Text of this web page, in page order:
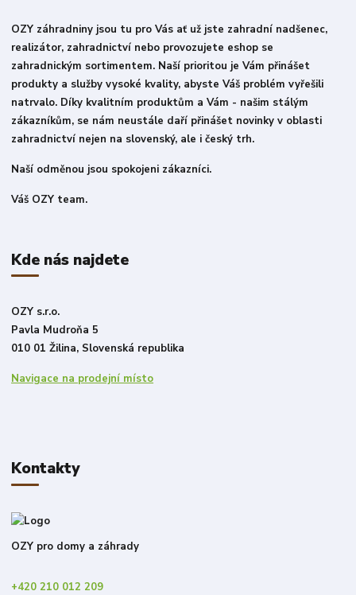
OZY záhradniny jsou tu pro Vás ať už jste zahradní nadšenec,
realizátor, zahradnictví nebo provozujete eshop se
zahradnickým sortimentem. Naší prioritou je Vám přinášet
produkty a služby vysoké kvality, abyste Váš problém vyřešili
natrvalo. Díky kvalitním produktům a Vám - našim stálým
zákazníkům, se nám neustále daří přinášet novinky v oblasti
zahradnictví nejen na slovenský, ale i český trh.
Naší odměnou jsou spokojeni zákazníci.
Váš OZY team.
Kde nás najdete
OZY s.r.o.
Pavla Mudroňa 5
010 01 Žilina, Slovenská republika
Navigace na prodejní místo
Kontakty
OZY pro domy a záhrady
+420 210 012 209